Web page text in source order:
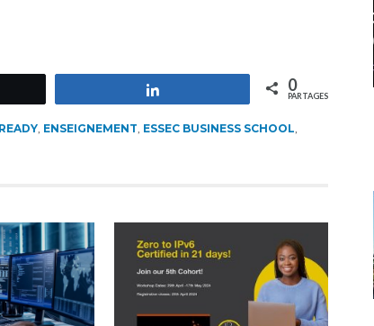
0
PARTAGES
, ENSEIGNEMENT, ESSEC BUSINESS SCHOOL,